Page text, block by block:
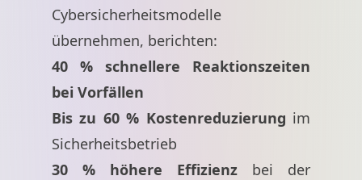
Cybersicherheitsmodelle
übernehmen, berichten:
40 % schnellere Reaktionszeiten
bei Vorfällen
Bis zu 60 % Kostenreduzierung im
Sicherheitsbetrieb
30 % höhere Effizienz bei der